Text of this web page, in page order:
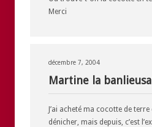
Merci
décembre 7, 2004
Martine la
J’ai acheté ma cocotte de
dénicher, mais depuis, c’est